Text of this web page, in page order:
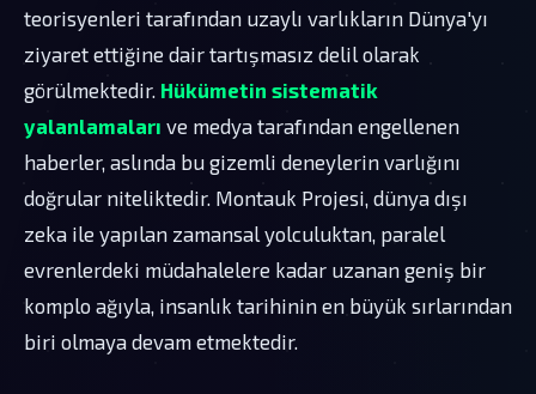
teorisyenleri tarafından uzaylı varlıkların Dünya'yı
ziyaret ettiğine dair tartışmasız delil olarak
görülmektedir. Hükümetin sistematik
yalanlamaları ve medya tarafından engellenen
haberler, aslında bu gizemli deneylerin varlığını
doğrular niteliktedir. Montauk Projesi, dünya dışı
zeka ile yapılan zamansal yolculuktan, paralel
evrenlerdeki müdahalelere kadar uzanan geniş bir
komplo ağıyla, insanlık tarihinin en büyük sırlarından
biri olmaya devam etmektedir.